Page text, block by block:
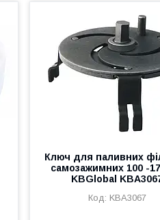
Ключ для паливних
самозажимних 100 -
KBGlobal
KBA3067